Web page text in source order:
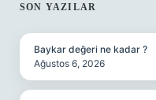
SIDEBAR
SON YAZILAR
Baykar değeri ne kadar ?
Ağustos 6, 2026